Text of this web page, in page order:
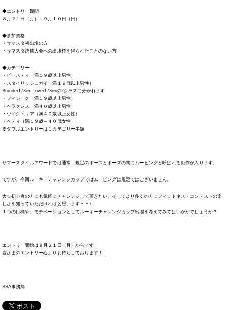
◆エントリー期間
８月２１日（月）～９月１０日（日）
◆参加資格
・サマスタ初出場の方
・サマスタ決勝大会への出場権を得られたことのない方
◆カテゴリー
・ビースティ（満１９歳以上男性）
・スタイリッシュガイ（満１９歳以上男性）
※under173㎝・over173㎝の2クラスに分かれます
・フィジーク（満１９歳以上男性）
・ヘラクレス（満４０歳以上男性）
・ヴィクトリア（満４０歳以上女性）
・ベティ（満１９歳～４０歳女性）
※ダブルエントリーは１カテゴリー半額
サマースタイルアワードでは通常、規定のポーズとポーズの間にムービングと呼ばれる動作が入ります。
ですが、今回ルーキーチャレンジカップではムービングは規定ではございません。
大会初心者の方にも気軽にチャレンジして頂きたい、そしてより多くの方にフィットネス・コンテストの楽
しさを知っていただければと思います＾＾♪
１つの目標や、モチベーションとしてルーキーチャレンジカップ出場を考えてみてはいかがでしょうか？
エントリー開始は８月２１日（月）からです！
皆さまのエントリー心よりお待ちしております！！
SSA事務局